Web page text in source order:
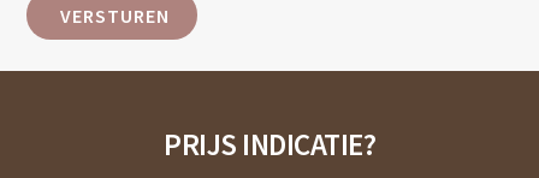
VERSTUREN
PRIJS INDICATIE?